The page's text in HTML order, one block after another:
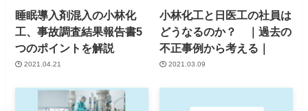
睡眠導入剤混入の小林化
工、事故調査結果報告書5
つのポイントを解説
2021.04.21
小林化工と日医工の社員は
どうなるのか？ ｜過去の
不正事例から考える｜
2021.03.09